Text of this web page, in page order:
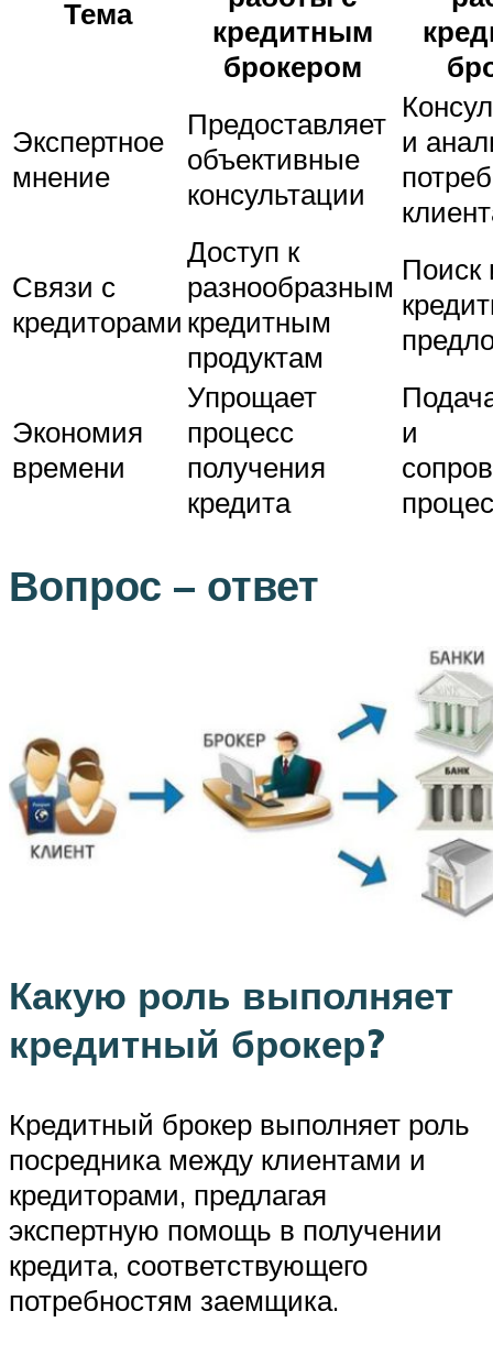
Тема
кредитным
брокером
Экспертное
мнение
Предоставляет
объективные
консультации
и
Связи с
кредиторами
Доступ к
разнообразным
кредитным
продуктам
Поиск
Экономия
времени
Упрощает
процесс
получения
кредита
и
Вопрос – ответ
Какую роль выполняет
кредитный брокер?
Кредитный брокер выполняет роль
посредника между клиентами и
кредиторами, предлагая
экспертную помощь в получении
кредита, соответствующего
потребностям заемщика.